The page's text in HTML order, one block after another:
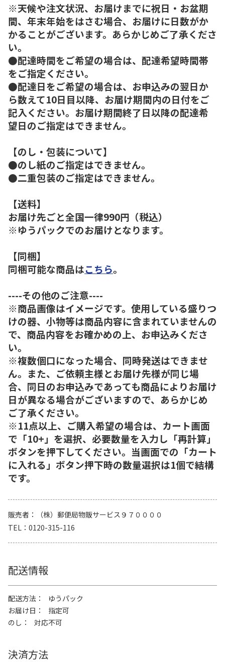
※天候や注文状況、お届けまでに祝日・お盆期
間、年末年始をはさむ場合、お届けに日数がか
かることがございます。あらかじめご了承くださ
い。
●配達時間をご希望の場合は、配達希望時間帯
をご指定ください。
●配達日をご希望の場合は、お申込みの翌日か
ら数えて10日目以降、お届け期間内の日付をご
記入ください。お届け期間終了日以降の配達希
望日のご指定はできません。
【のし・包装について】
●のし紙のご指定はできません。
●二重包装のご指定はできません。
【送料】
お届け先ごと全国一律990円（税込）
※ゆうパックでのお届けとなります。
【同梱】
同梱可能な商品はこちら。
----その他のご注意----
※商品画像はイメージです。使用している盛りつ
けの器、小物等は商品内容に含まれていませんの
で、商品内容をお確かめの上、お申込みくださ
い。
※複数個口になった場合、同時発送はできませ
ん。また、ご依頼主様とお届け先様が同じ場
合、同日のお申込みであっても商品によりお届け
日が異なる場合がございますので、あらかじめ
ご了承ください。
※11点以上、ご購入希望の場合は、カート画面
で「10+」を選択、必要数量を入力し「再計算」
ボタンを押下してください。当画面での「カート
に入れる」ボタン押下時の数量選択は1個で結構
です。
販売者
（株）郵便局物販サービス９７００００
TEL
0120-315-116
配送情報
配送方法
ゆうパック
お届け日
指定可
のし
対応不可
決済方法